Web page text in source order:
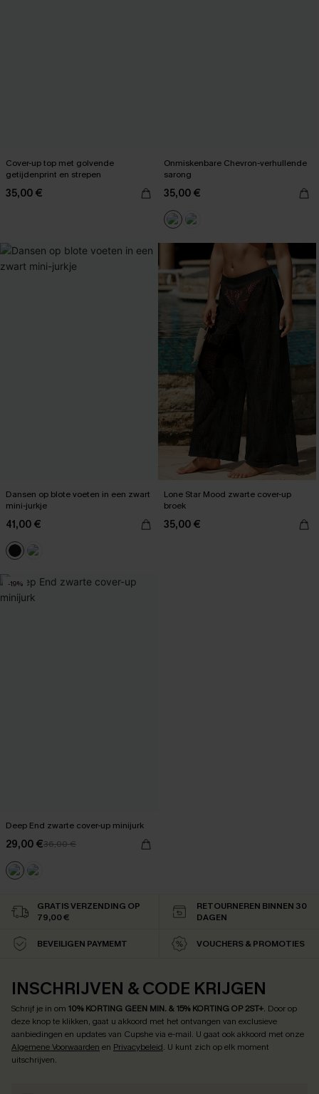
Cover-up top met golvende
getijdenprint en strepen
35,00 €
Onmiskenbare Chevron-verhullende
sarong
35,00 €
Dansen op blote voeten in een zwart
mini-jurkje
41,00 €
Lone Star Mood zwarte cover-up
broek
35,00 €
-19%
Deep End zwarte cover-up minijurk
29,00 €36,00 €
GRATIS VERZENDING OP
79,00 €
RETOURNEREN BINNEN 30
DAGEN
BEVEILIGEN PAYMEMT VOUCHERS & PROMOTIES
INSCHRIJVEN & CODE KRIJGEN
Schrijf je in om 10% KORTING GEEN MIN. & 15% KORTING OP 2ST+. Door op
deze knop te klikken, gaat u akkoord met het ontvangen van exclusieve
aanbiedingen en updates van Cupshe via e-mail. U gaat ook akkoord met onze
Algemene Voorwaarden en Privacybeleid. U kunt zich op elk moment
uitschrijven.